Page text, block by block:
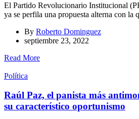
El Partido Revolucionario Institucional
ya se perfila una propuesta alterna con la
By Roberto Dominguez
septiembre 23, 2022
Read More
Política
Raúl Paz, el panista más
su característico oportunismo